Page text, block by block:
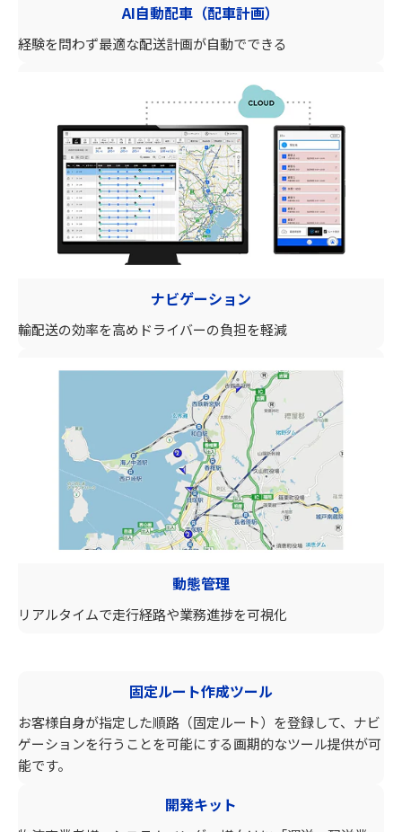
AI自動配車（配車計画）
経験を問わず最適な配送計画が自動でできる
ナビゲーション
輸配送の効率を高めドライバーの負担を軽減
動態管理
リアルタイムで走行経路や業務進捗を可視化
固定ルート作成ツール
お客様自身が指定した順路（固定ルート）を登録して、ナビ
ゲーションを行うことを可能にする画期的なツール提供が可
能です。
開発キット